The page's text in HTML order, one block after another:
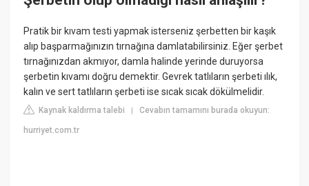
Pratik bir kıvam testi yapmak isterseniz şerbetten bir kaşık
alıp başparmağınızın tırnağına damlatabilirsiniz. Eğer şerbet
tırnağınızdan akmıyor, damla halinde yerinde duruyorsa
şerbetin kıvamı doğru demektir. Gevrek tatlıların şerbeti ılık,
kalın ve sert tatlıların şerbeti ise sıcak sıcak dökülmelidir.
Kaynak kaldırma talebi |Cevabın tamamını burada okuyun:
hurriyet.com.tr